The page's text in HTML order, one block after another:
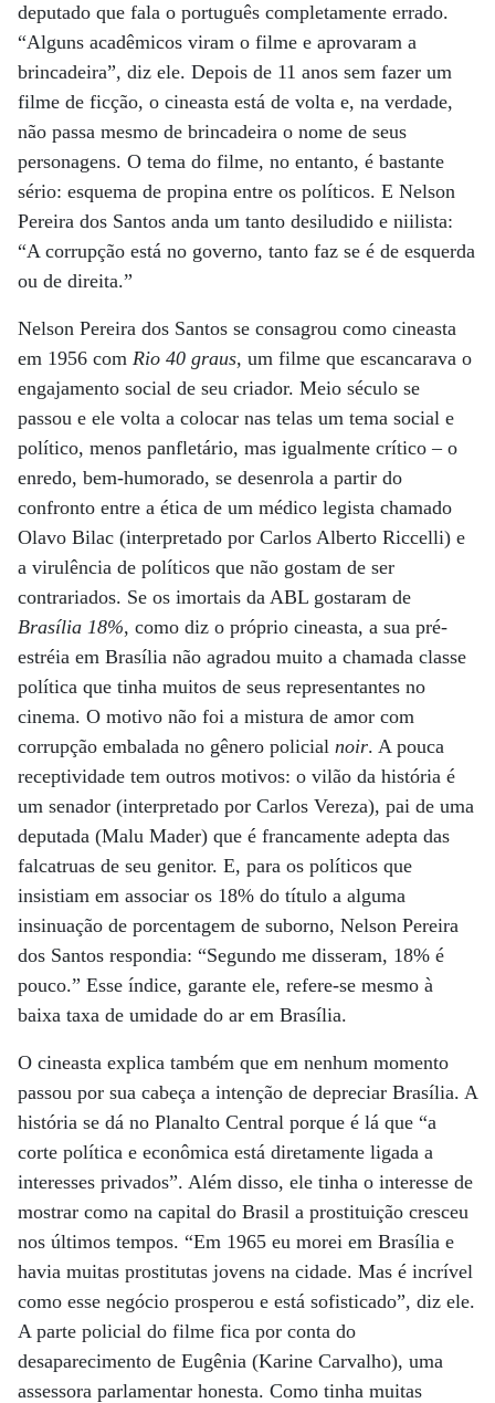
deputado que fala o português completamente errado.
“Alguns acadêmicos viram o filme e aprovaram a
brincadeira”, diz ele. Depois de 11 anos sem fazer um
filme de ficção, o cineasta está de volta e, na verdade,
não passa mesmo de brincadeira o nome de seus
personagens. O tema do filme, no entanto, é bastante
sério: esquema de propina entre os políticos. E Nelson
Pereira dos Santos anda um tanto desiludido e niilista:
“A corrupção está no governo, tanto faz se é de esquerda
ou de direita.”
Nelson Pereira dos Santos se consagrou como cineasta
em 1956 com Rio 40 graus, um filme que escancarava o
engajamento social de seu criador. Meio século se
passou e ele volta a colocar nas telas um tema social e
político, menos panfletário, mas igualmente crítico – o
enredo, bem-humorado, se desenrola a partir do
confronto entre a ética de um médico legista chamado
Olavo Bilac (interpretado por Carlos Alberto Riccelli) e
a virulência de políticos que não gostam de ser
contrariados. Se os imortais da ABL gostaram de
Brasília 18%, como diz o próprio cineasta, a sua pré-
estréia em Brasília não agradou muito a chamada classe
política que tinha muitos de seus representantes no
cinema. O motivo não foi a mistura de amor com
corrupção embalada no gênero policial noir. A pouca
receptividade tem outros motivos: o vilão da história é
um senador (interpretado por Carlos Vereza), pai de uma
deputada (Malu Mader) que é francamente adepta das
falcatruas de seu genitor. E, para os políticos que
insistiam em associar os 18% do título a alguma
insinuação de porcentagem de suborno, Nelson Pereira
dos Santos respondia: “Segundo me disseram, 18% é
pouco.” Esse índice, garante ele, refere-se mesmo à
baixa taxa de umidade do ar em Brasília.
O cineasta explica também que em nenhum momento
passou por sua cabeça a intenção de depreciar Brasília. A
história se dá no Planalto Central porque é lá que “a
corte política e econômica está diretamente ligada a
interesses privados”. Além disso, ele tinha o interesse de
mostrar como na capital do Brasil a prostituição cresceu
nos últimos tempos. “Em 1965 eu morei em Brasília e
havia muitas prostitutas jovens na cidade. Mas é incrível
como esse negócio prosperou e está sofisticado”, diz ele.
A parte policial do filme fica por conta do
desaparecimento de Eugênia (Karine Carvalho), uma
assessora parlamentar honesta. Como tinha muitas